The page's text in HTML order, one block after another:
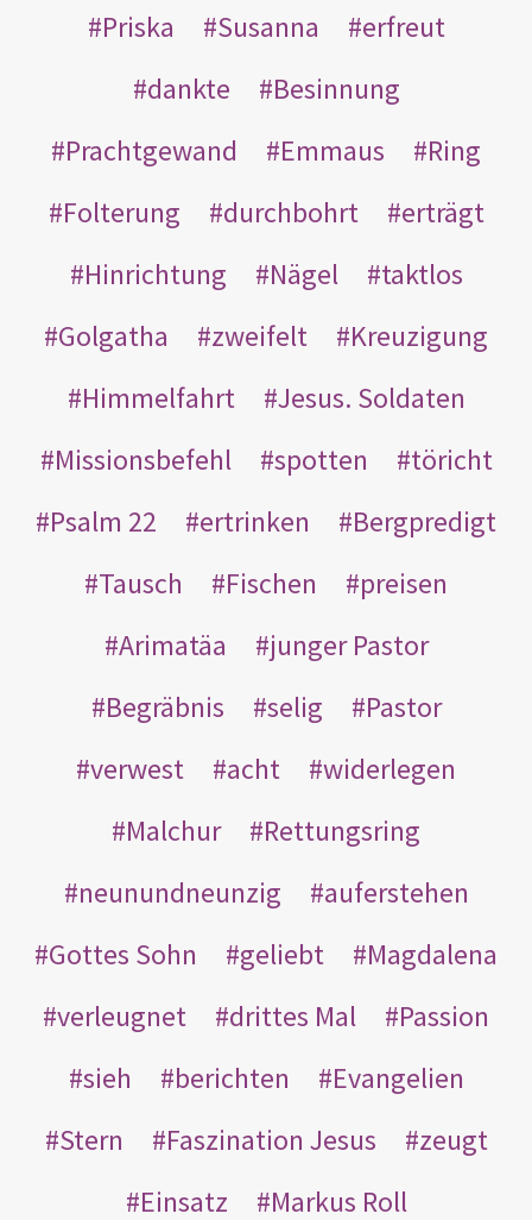
Priska
Susanna
erfreut
dankte
Besinnung
Prachtgewand
Emmaus
Ring
Folterung
durchbohrt
erträgt
Hinrichtung
Nägel
taktlos
Golgatha
zweifelt
Kreuzigung
Himmelfahrt
Jesus. Soldaten
Missionsbefehl
spotten
töricht
Psalm 22
ertrinken
Bergpredigt
Tausch
Fischen
preisen
Arimatäa
junger Pastor
Begräbnis
selig
Pastor
verwest
acht
widerlegen
Malchur
Rettungsring
neunundneunzig
auferstehen
Gottes Sohn
geliebt
Magdalena
verleugnet
drittes Mal
Passion
sieh
berichten
Evangelien
Stern
Faszination Jesus
zeugt
Einsatz
Markus Roll